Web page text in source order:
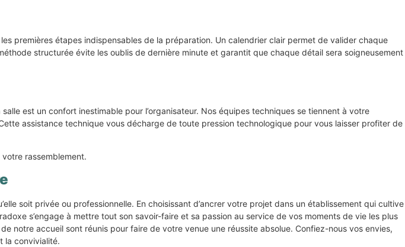
premières étapes indispensables de la préparation. Un calendrier clair permet de valider chaque
structurée évite les oublis de dernière minute et garantit que chaque détail sera soigneusement
est un confort inestimable pour l’organisateur. Nos équipes techniques se tiennent à votre
assistance technique vous décharge de toute pression technologique pour vous laisser profiter de
rassemblement.
soit privée ou professionnelle. En choisissant d’ancrer votre projet dans un établissement qui cultive
s’engage à mettre tout son savoir-faire et sa passion au service de vos moments de vie les plus
notre accueil sont réunis pour faire de votre venue une réussite absolue. Confiez-nous vos envies,
la convivialité.